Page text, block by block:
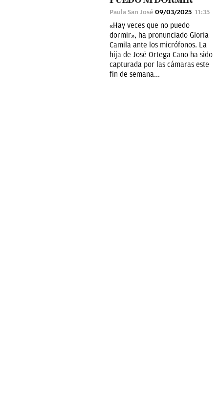
Paula San José 09/03/2025 11:35
«Hay veces que no puedo
dormir», ha pronunciado Gloria
Camila ante los micrófonos. La
hija de José Ortega Cano ha sido
capturada por las cámaras este
fin de semana...